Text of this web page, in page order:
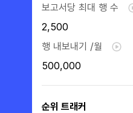
보고서당 최대 행 수
2,500
행 내보내기 /월
500,000
순위 트래커